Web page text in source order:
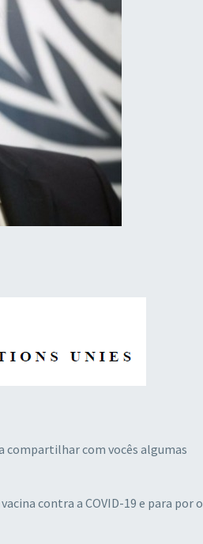
compartilhar com vocês algumas
contra a COVID-19 e para por o